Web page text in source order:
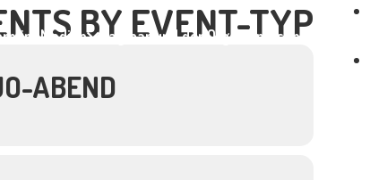
Medien Dagmar und der Organismus Shop
BY EVENT-TYP
ABEND